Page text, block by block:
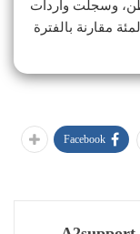
بتسجيل 9.16 مليون طن، وسجلت واردات
الأول 29.42 مليون طن بانخفاض 10 بالمئة مقارنة بالفترة
Facebook